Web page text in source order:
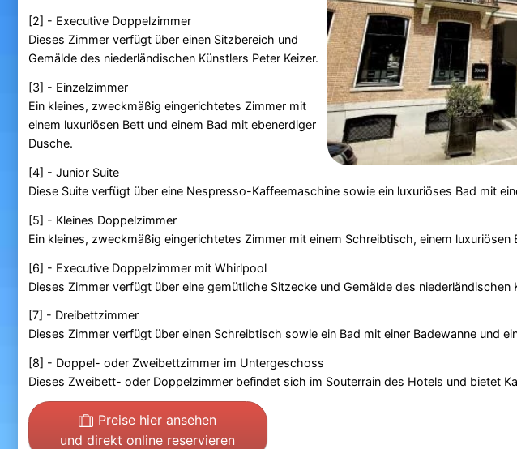
[2] - Executive Doppelzimmer
Dieses Zimmer verfügt über einen Sitzbereich und
Gemälde des niederländischen Künstlers Peter Keizer.
[3] - Einzelzimmer
Ein kleines, zweckmäßig eingerichtetes Zimmer mit
einem luxuriösen Bett und einem Bad mit ebenerdiger
Dusche.
[4] - Junior Suite
Diese Suite verfügt über eine Nespresso-Kaffeemaschine sowie ein luxuriöses Bad mit
[5] - Kleines Doppelzimmer
Ein kleines, zweckmäßig eingerichtetes Zimmer mit einem Schreibtisch, einem luxuriösen
[6] - Executive Doppelzimmer mit Whirlpool
Dieses Zimmer verfügt über eine gemütliche Sitzecke und Gemälde des niederländischen
[7] - Dreibettzimmer
Dieses Zimmer verfügt über einen Schreibtisch sowie ein Bad mit einer Badewanne und
[8] - Doppel- oder Zweibettzimmer im Untergeschoss
Dieses Zweibett- oder Doppelzimmer befindet sich im Souterrain des Hotels und bietet
Preise hier ansehen
und direkt online reservieren